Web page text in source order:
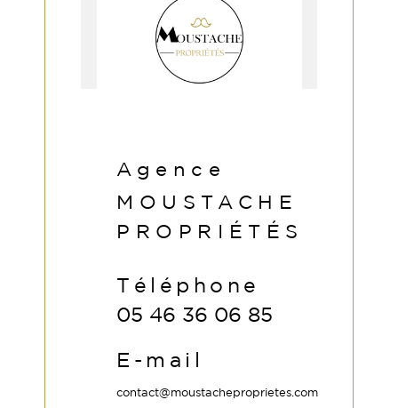
Agence
MOUSTACHE
PROPRIÉTÉS
Téléphone
05 46 36 06 85
E-mail
contact@moustacheproprietes.com